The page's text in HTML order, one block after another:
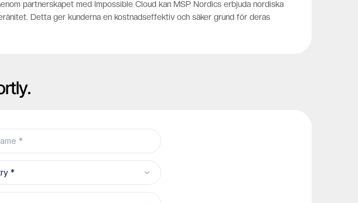
partnerskapet med Impossible Cloud kan MSP Nordics erbjuda nordiska
Detta ger kunderna en kostnadseffektiv och säker grund för deras